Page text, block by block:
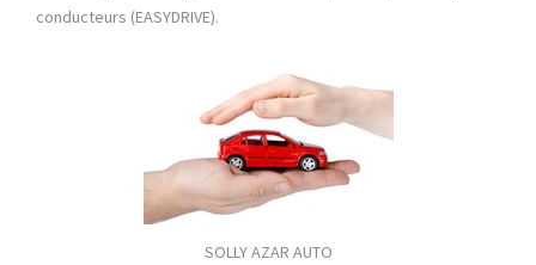
conducteurs (EASYDRIVE).
SOLLY AZAR AUTO